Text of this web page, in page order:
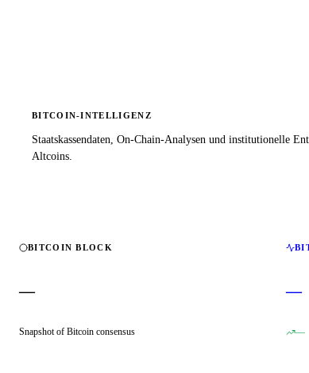
BITCOIN-INTELLIGENZ
Staatskassendaten, On-Chain-Analysen und institutionelle
Altcoins.
BITCOIN BLOCK
—
Snapshot of Bitcoin consensus
—
—